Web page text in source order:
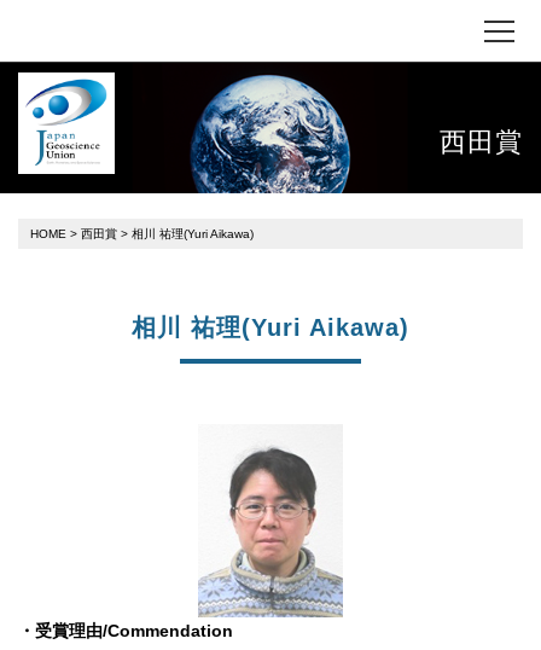
西田賞
HOME > 西田賞 > 相川 祐理(Yuri Aikawa)
相川 祐理(Yuri Aikawa)
・受賞理由/Commendation